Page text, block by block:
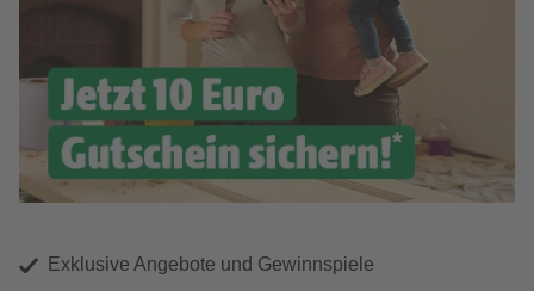
Exklusive Angebote und Gewinnspiele